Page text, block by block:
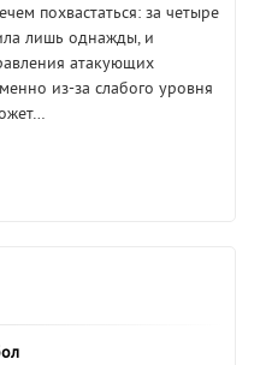
похвастаться: за четыре
лишь однажды, и
атакующих
из-за слабого уровня